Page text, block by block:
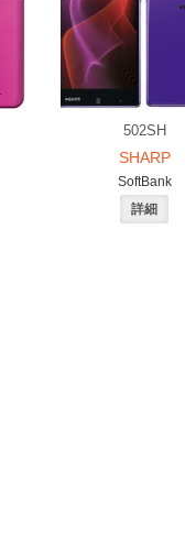
502SH
SHARP
SoftBank